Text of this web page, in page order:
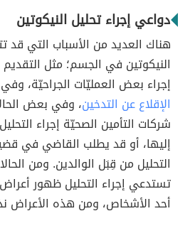
دواعي إجراء تحليل النيكوتين
هناك العديد من الأسباب التي قد
النيكوتين في الجسم؛ مثل
إجراء بعض العمليّات الجراحيّة،
الإقلاع عن التدخين، وفي بعض
شركات التأمين الصحيّة إجراء
إليها، أو قد يطلب القاضي في
التحليل من قِبَل الوالدين. ومن
تستدعي إجراء التحليل ظهور
أحد الأشخاص، ومن هذه الأعراض